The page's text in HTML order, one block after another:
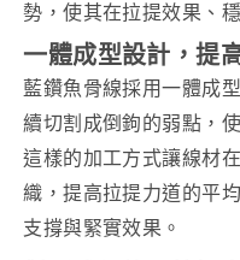
勢，使其在拉提效果、
一體成型設計，提
藍鑽魚骨線採用一體成
續切割成倒鉤的弱點，
這樣的加工方式讓線材
織，提高拉提力道的平
支撐與緊實效果。